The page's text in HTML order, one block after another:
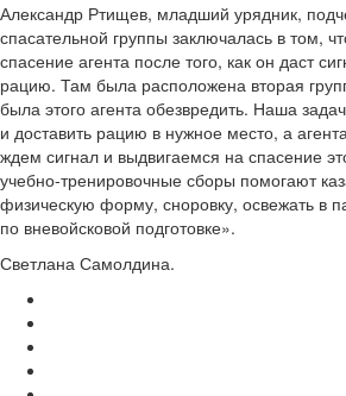
Александр Ртищев, младший урядник,
спасательной группы заключалась в том,
спасение агента после того, как он даст
рацию. Там была расположена вторая
была этого агента обезвредить. Наша
и доставить рацию в нужное место, а
ждем сигнал и выдвигаемся на спасение
учебно-тренировочные сборы помогают
физическую форму, сноровку, освежать в
по вневойсковой подготовке».
Светлана Самолдина.